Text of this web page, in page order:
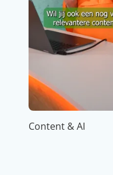
Content & AI